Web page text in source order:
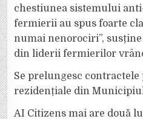
chestiunea sistemului
fermierii au spus foarte
numai nenorociri”,
din liderii fermierilor
Se prelungesc
rezidențiale din
AI Citizens mai are două